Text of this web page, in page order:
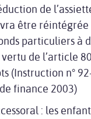
de
être réintégrée
particuliers à
de l’article
(Instruction n°
finance 2003)
: les